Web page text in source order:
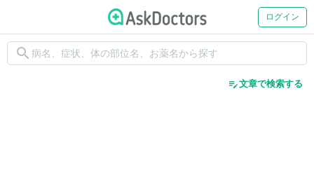
ログイン
search
edit_note文章で検索する